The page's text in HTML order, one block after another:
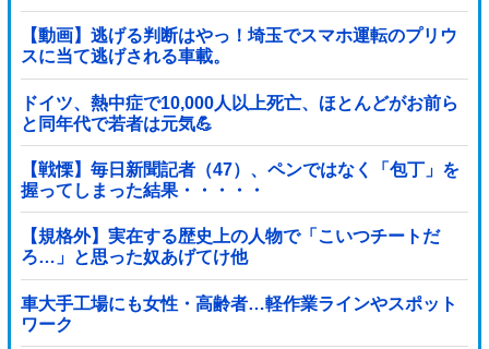
【動画】逃げる判断はやっ！埼玉でスマホ運転のプリウ
スに当て逃げされる車載。
ドイツ、熱中症で10,000人以上死亡、ほとんどがお前ら
と同年代で若者は元気💪
【戦慄】毎日新聞記者（47）、ペンではなく「包丁」を
握ってしまった結果・・・・・
【規格外】実在する歴史上の人物で「こいつチートだ
ろ…」と思った奴あげてけ他
車大手工場にも女性・高齢者…軽作業ラインやスポット
ワーク